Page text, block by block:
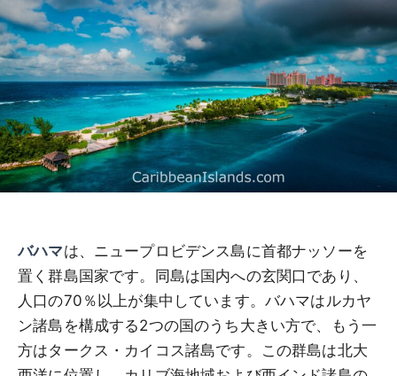
バハマは、ニュープロビデンス島に首都ナッソーを
置く群島国家です。同島は国内への玄関口であり、
人口の70％以上が集中しています。バハマはルカヤ
ン諸島を構成する2つの国のうち大きい方で、もう一
方はタークス・カイコス諸島です。この群島は北大